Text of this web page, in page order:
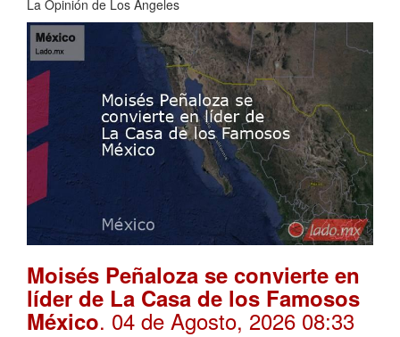
La Opinión de Los Ángeles
Moisés Peñaloza se convierte en
líder de La Casa de los Famosos
México. 04 de Agosto, 2026 08:33